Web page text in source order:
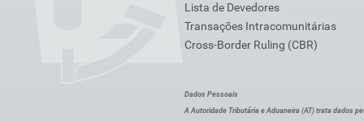
Lista de Devedores
Transações Intracomunitárias
Cross-Border Ruling (CBR)
Dados Pessoais
A Autoridade Tributária e Aduaneira (AT) trata dados